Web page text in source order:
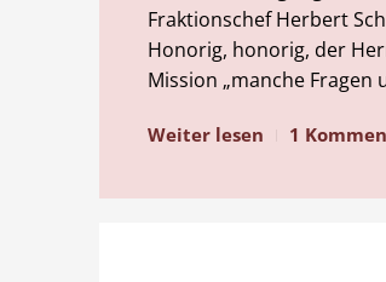
Fraktionschef Herbert
Honorig, honorig, der
Mission „manche Fragen
Weiter lesen 1